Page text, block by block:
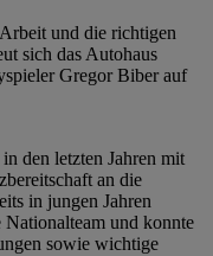
und die richtigen
sich das Autohaus
Gregor Biber auf
den letzten Jahren mit
an die
in jungen Jahren
Nationalteam und konnte
sowie wichtige